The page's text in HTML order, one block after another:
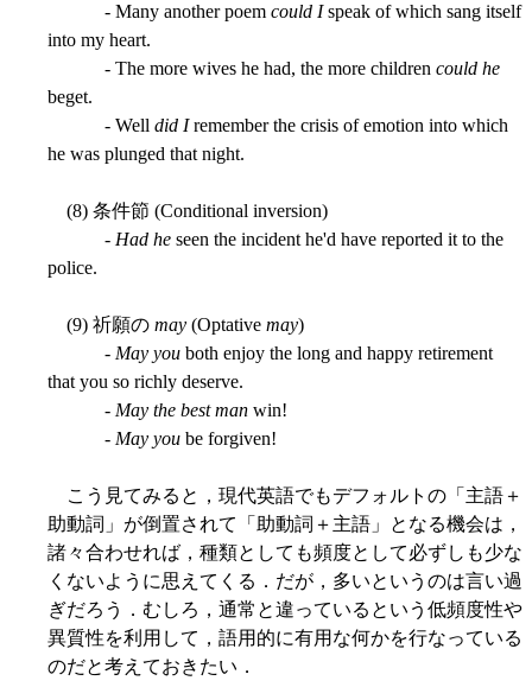
- Many another poem could Ispeak of which sang itself
into my heart.
- The more wives he had, the more children could he
beget.
- Well did Iremember the crisis of emotion into which
he was plunged that night.
(8) 条件節 (Conditional inversion)
- Had he seen the incident he'd have reported it to the
police.
(9) 祈願の may (Optative may)
- May you both enjoy the long and happy retirement
that you so richly deserve.
- May the best man win!
- May you be forgiven!
こう見てみると，現代英語でもデフォルトの「主語＋
助動詞」が倒置されて「助動詞＋主語」となる機会は，
諸々合わせれば，種類としても頻度として必ずしも少な
くないように思えてくる．だが，多いというのは言い過
ぎだろう．むしろ，通常と違っているという低頻度性や
異質性を利用して，語用的に有用な何かを行なっている
のだと考えておきたい．